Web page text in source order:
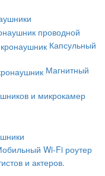
проводной
Капсульный
Магнитный
и микрокамер
Wi-Fi роутер